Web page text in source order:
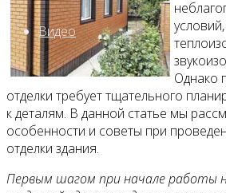
Видео
Однако
отделки требует тщательного
к деталям. В данной статье мы
особенности и советы при
отделки здания.
Первым шагом при начале работы